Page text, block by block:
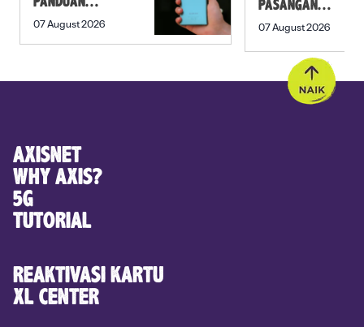
PANDUAN
SEBELUM
07 August 2026
PASANGAN
PREWEDDING
07 August 2026
AXISNET
WHY AXIS?
5G
TUTORIAL
REAKTIVASI KARTU
XL CENTER